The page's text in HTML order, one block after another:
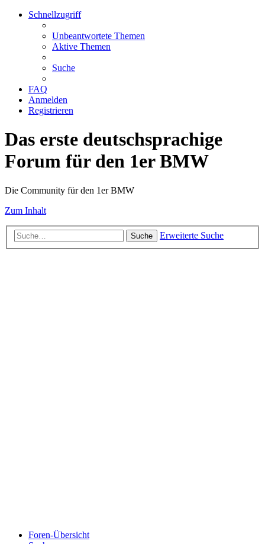
Schnellzugriff
Unbeantwortete Themen
Aktive Themen
Suche
FAQ
Anmelden
Registrieren
Das erste deutschsprachige
Forum für den 1er BMW
Die Community für den 1er BMW
Zum Inhalt
Suche Erweiterte Suche
Foren-Übersicht